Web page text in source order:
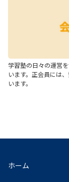
学習塾の日々の運営
います。正会員には
います。
ホーム